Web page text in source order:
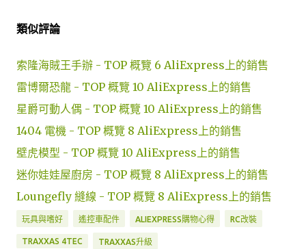
類似評論
索隆海賊王手辦 - TOP 概覽 6 AliExpress上的銷售
雷博爾恐龍 - TOP 概覽 10 AliExpress上的銷售
星爵可動人偶 - TOP 概覽 10 AliExpress上的銷售
1404 電機 - TOP 概覽 8 AliExpress上的銷售
壁虎模型 - TOP 概覽 10 AliExpress上的銷售
迷你娃娃屋廚房 - TOP 概覽 8 AliExpress上的銷售
Loungefly 縫線 - TOP 概覽 8 AliExpress上的銷售
玩具與嗜好 遙控車配件 ALIEXPRESS購物心得 RC改裝
TRAXXAS 4TEC TRAXXAS升級